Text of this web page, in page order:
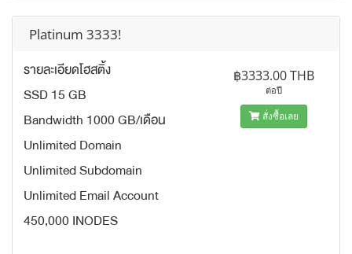
Platinum 3333!
รายละเอียดโฮสติ้ง
SSD 15 GB
Bandwidth 1000 GB/เดือน
Unlimited Domain
Unlimited Subdomain
Unlimited Email Account
450,000 INODES
฿3333.00 THB
ต่อปี
สั่งซื้อเลย